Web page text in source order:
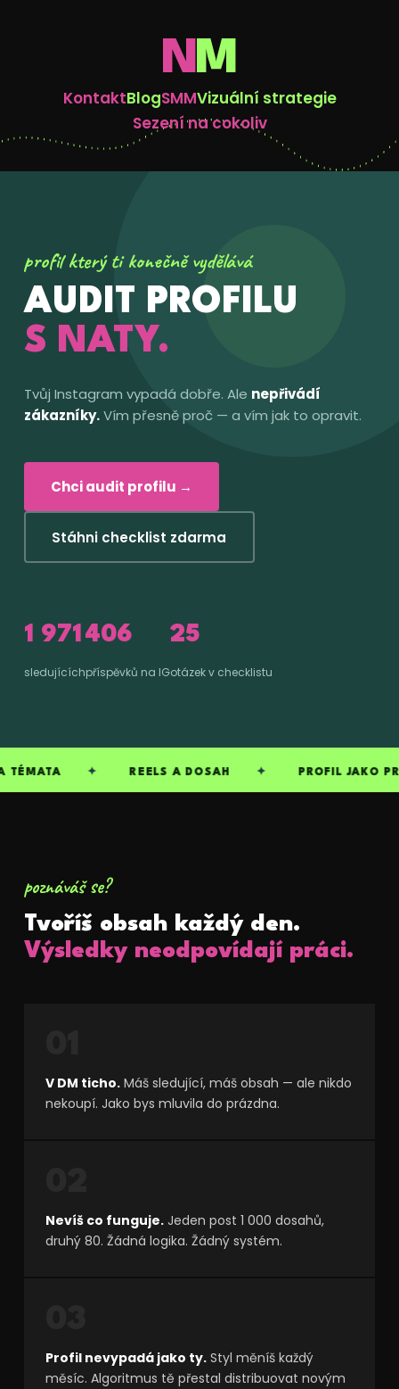
NM
KontaktBlogSMMVizuální strategie
Sezení na cokoliv
profil který ti konečně vydělává
AUDIT PROFILU
S NATY.
Tvůj Instagram vypadá dobře. Ale nepřivádí
zákazníky.Vím přesně proč — a vím jak to opravit.
Chci audit profilu →
Stáhni checklist zdarma
1 971
sledujících
406
příspěvků na IG
25
otázek v checklistu
✦ REELS A DOSAH ✦ PROFIL JAKO PRODEJNÍ
poznáváš se?
Tvoříš obsah každý den.
Výsledky neodpovídají práci.
V DM ticho.Máš sledující, máš obsah — ale nikdo
nekoupí. Jako bys mluvila do prázdna.
Nevíš co funguje.Jeden post 1 000 dosahů,
druhý 80. Žádná logika. Žádný systém.
Profil nevypadá jako ty.Styl měníš každý
měsíc. Algoritmus tě přestal distribuovat novým